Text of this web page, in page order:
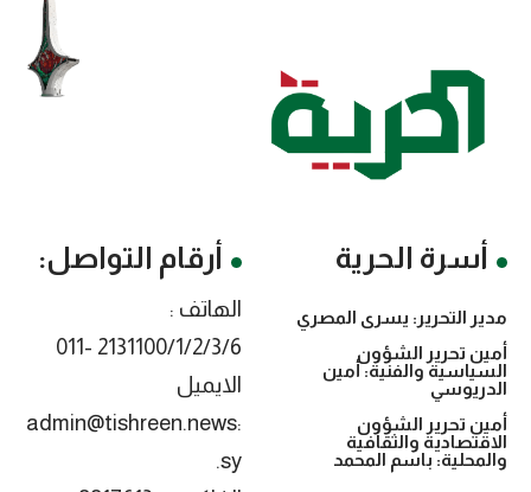
أسرة الحرية
مدير التحرير: يسرى المصري
أمين تحرير الشؤون
السياسية والفنية: أمين
الدريوسي
أمين تحرير الشؤون
الاقتصادية والثقافية
والمحلية: باسم المحمد
أرقام التواصل:
الهاتف :
2131100/1/2/3/6 -011
الايميل
:admin@tishreen.news
.sy